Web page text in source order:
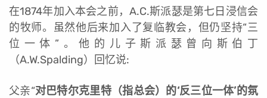
在1874年加入本会之前，A.C.斯派瑟是第七日浸信会
的牧师。虽然他后来加入了复临教会，但仍坚持“三
位一体”。他的儿子斯派瑟曾向斯伯丁
（A.W.Spalding）回忆说:
父亲“对巴特尔克里特（指总会）的‘反三位一体’的氛